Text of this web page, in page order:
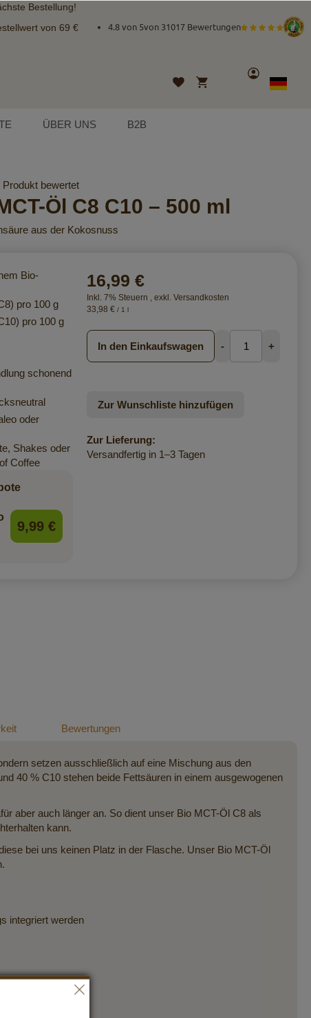
Bestellung!
von 69 € 4.8 von 5von 31017 Bewertungen
Wunschliste
Mein Warenkorb
Konto
Sprache
German
ÜBER UNS B2B
bewertet
Öl C8 C10 – 500 ml
aus der Kokosnuss
Bio-
pro 100 g
pro 100 g
schonend
oder
Shakes oder
Coffee
9,99 €
16,99 €
Inkl. 7% Steuern , exkl. Versandkosten
33,98 € / 1 l
In den Einkaufswagen - +
Zur Wunschliste hinzufügen
Zur Lieferung:
Versandfertig in 1–3 Tagen
setzen ausschließlich auf eine Mischung aus den
40 % C10 stehen beide Fettsäuren in einem ausgewogenen
aber auch länger an. So dient unser Bio MCT-Öl C8 als
kann.
bei uns keinen Platz in der Flasche. Unser Bio MCT-Öl
integriert werden
Bewertungen